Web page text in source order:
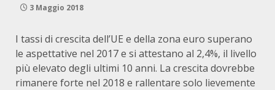
3 Maggio 2018
I tassi di crescita dell’UE e della zona euro superano
le aspettative nel 2017 e si attestano al 2,4%, il livello
più elevato degli ultimi 10 anni. La crescita dovrebbe
rimanere forte nel 2018 e rallentare solo lievemente